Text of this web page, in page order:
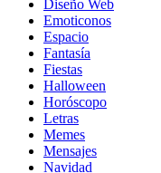
Diseño Web
Emoticonos
Espacio
Fantasía
Fiestas
Halloween
Horóscopo
Letras
Memes
Mensajes
Navidad